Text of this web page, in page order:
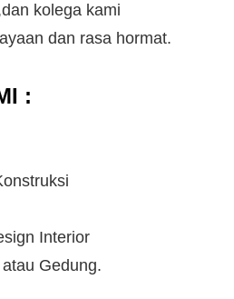
kolega kami
dan rasa hormat.
:
Interior
Gedung.